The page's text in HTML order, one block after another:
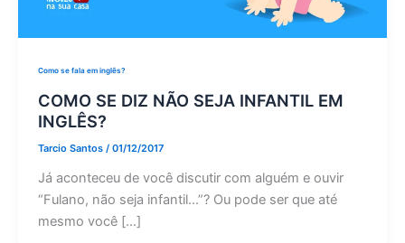
Como se fala em inglês?
COMO SE DIZ NÃO SEJA INFANTIL EM
INGLÊS?
Tarcio Santos / 01/12/2017
Já aconteceu de você discutir com alguém e ouvir
“Fulano, não seja infantil…”? Ou pode ser que até
mesmo você […]